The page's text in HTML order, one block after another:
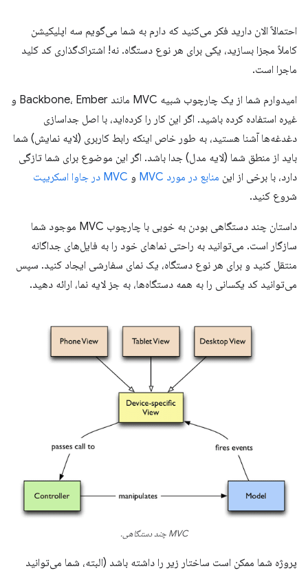
احتمالاً الان دارید فکر می‌کنید که دارم به شما می‌گویم سه اپلیکیشن
کاملاً مجزا بسازید، یکی برای هر نوع دستگاه. نه! اشتراک‌گذاری کد کلید
ماجرا است.
امیدوارم شما از یک چارچوب شبیه MVC مانند Backbone، Ember و
غیره استفاده کرده باشید. اگر این کار را کرده‌اید، با اصل جداسازی
دغدغه‌ها آشنا هستید، به طور خاص اینکه رابط کاربری (لایه نمایش) شما
باید از منطق شما (لایه مدل) جدا باشد. اگر این موضوع برای شما تازگی
دارد، با برخی از این منابع در مورد MVC و MVC در جاوا اسکریپت
شروع کنید.
داستان چند دستگاهی بودن به خوبی با چارچوب MVC موجود شما
سازگار است. می‌توانید به راحتی نماهای خود را به فایل‌های جداگانه
منتقل کنید و برای هر نوع دستگاه، یک نمای سفارشی ایجاد کنید. سپس
می‌توانید کد یکسانی را به همه دستگاه‌ها، به جز لایه نما، ارائه دهید.
MVC چند دستگاهی.
پروژه شما ممکن است ساختار زیر را داشته باشد (البته، شما می‌توانید